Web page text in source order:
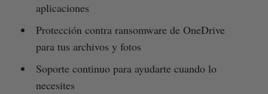
aplicaciones
Protección contra ransomware de OneDrive
para tus archivos y fotos
Soporte continuo para ayudarte cuando lo
necesites